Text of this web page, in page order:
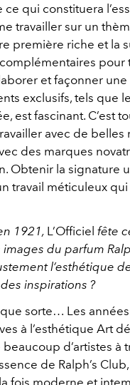
qui constituera
travailler sur un
première riche et la
pour
et façonner une
exclusifs, tels que
est fascinant. C’est
avec de belles
des marques
Obtenir la signature
travail méticuleux
1921, L’Officiel fête
images du parfum
l’esthétique
inspirations ?
sorte… Les
à l’esthétique Art
d’artistes à
de Ralph’s
fois moderne et